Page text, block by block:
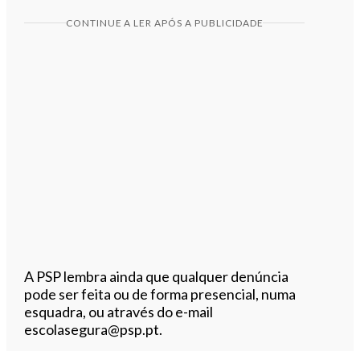
CONTINUE A LER APÓS A PUBLICIDADE
A PSP lembra ainda que qualquer denúncia
pode ser feita ou de forma presencial, numa
esquadra, ou através do e-mail
escolasegura@psp.pt.